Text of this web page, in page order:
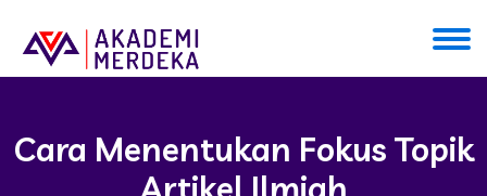
Cara Menentukan Fokus Topik